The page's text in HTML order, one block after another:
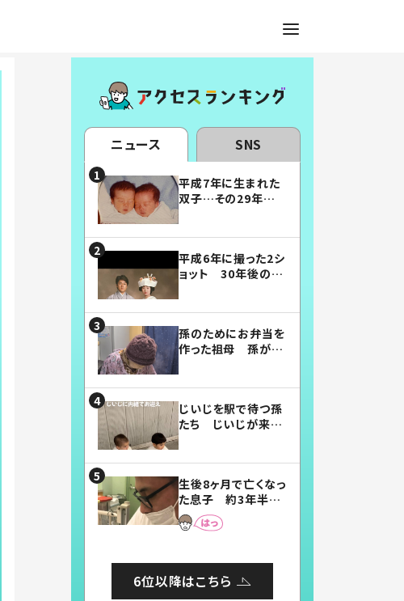
ニュース SNS
平成7年に生まれた
双子…その29年後
平成6年に撮った2シ
ョット 30年後の姿
孫のためにお弁当を
作った祖母 孫が絶
じいじを駅で待つ孫
たち じいじが来た
まらない」「幸せにな
れる」
生後8ヶ月で亡くなっ
た息子 約3年半
後、当時の妻の日記
に書いてあった本音
6位以降はこちら